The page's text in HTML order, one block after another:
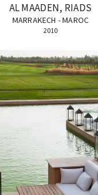
AL MAADEN, RIADS
MARRAKECH - MAROC
2010